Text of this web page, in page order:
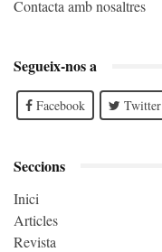
Contacta amb nosaltres
Segueix-nos a
Facebook Twitter
Seccions
Inici
Articles
Revista